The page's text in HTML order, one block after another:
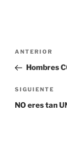
Navegación
entradas
Entrada
anterior:
ANTERIOR
Hombres
Siguiente
entrada
SIGUIENTE
NO eres tan